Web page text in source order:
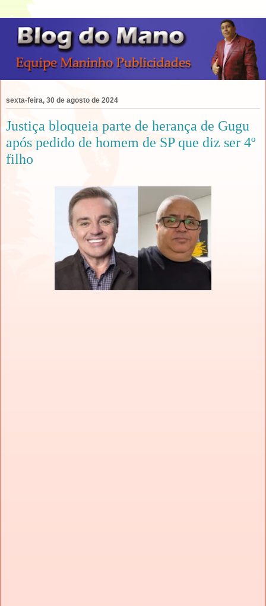
sexta-feira, 30 de agosto de 2024
Justiça bloqueia parte de herança de Gugu
após pedido de homem de SP que diz ser 4º
filho